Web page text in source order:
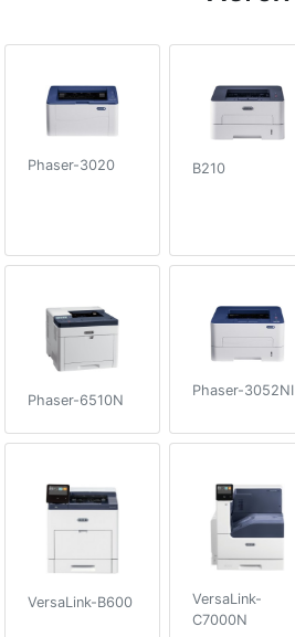
Phaser-3020
B210
Phaser-6510N
Phaser-3052NI
VersaLink-B600
VersaLink-
C7000N